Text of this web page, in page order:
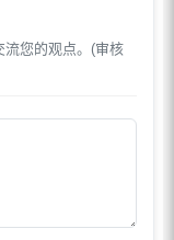
您的观点。(审核